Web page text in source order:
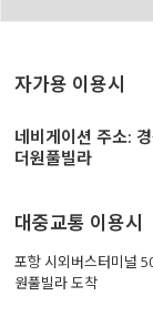
자가용 이용시
네비게이션 주소:
더원풀빌라
대중교통 이용시
포항 시외버스터미널
원풀빌라 도착